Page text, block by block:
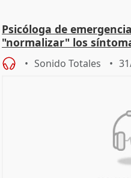
Psicóloga de
"normalizar" los
Sonido Totales